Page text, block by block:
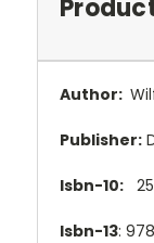
Author:
Publisher:
Isbn-10:
Isbn-13: